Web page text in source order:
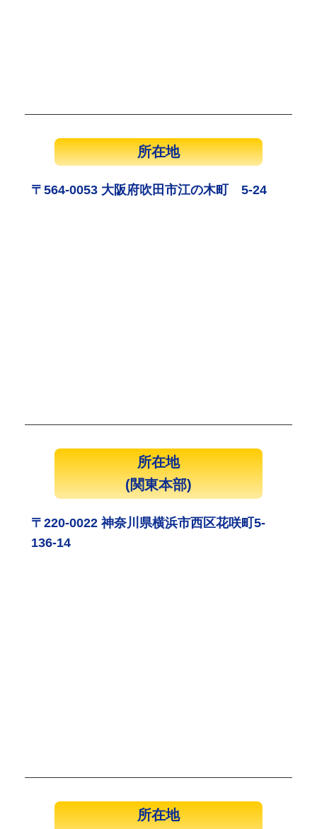
所在地
〒564-0053 大阪府吹田市江の木町 5-24
所在地
(関東本部)
〒220-0022 神奈川県横浜市西区花咲町5-
136-14
所在地